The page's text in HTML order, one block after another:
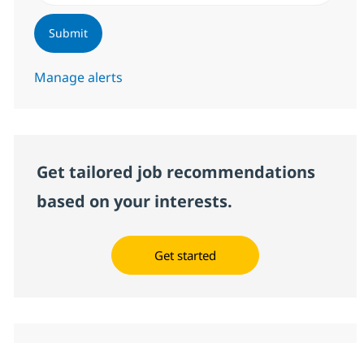
Submit
Manage alerts
Get tailored job recommendations
based on your interests.
Get started